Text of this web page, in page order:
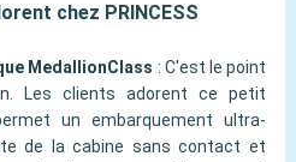
chez PRINCESS
MedallionClass : C'est le point
Les clients adorent ce petit
un embarquement ultra-
de la cabine sans contact et